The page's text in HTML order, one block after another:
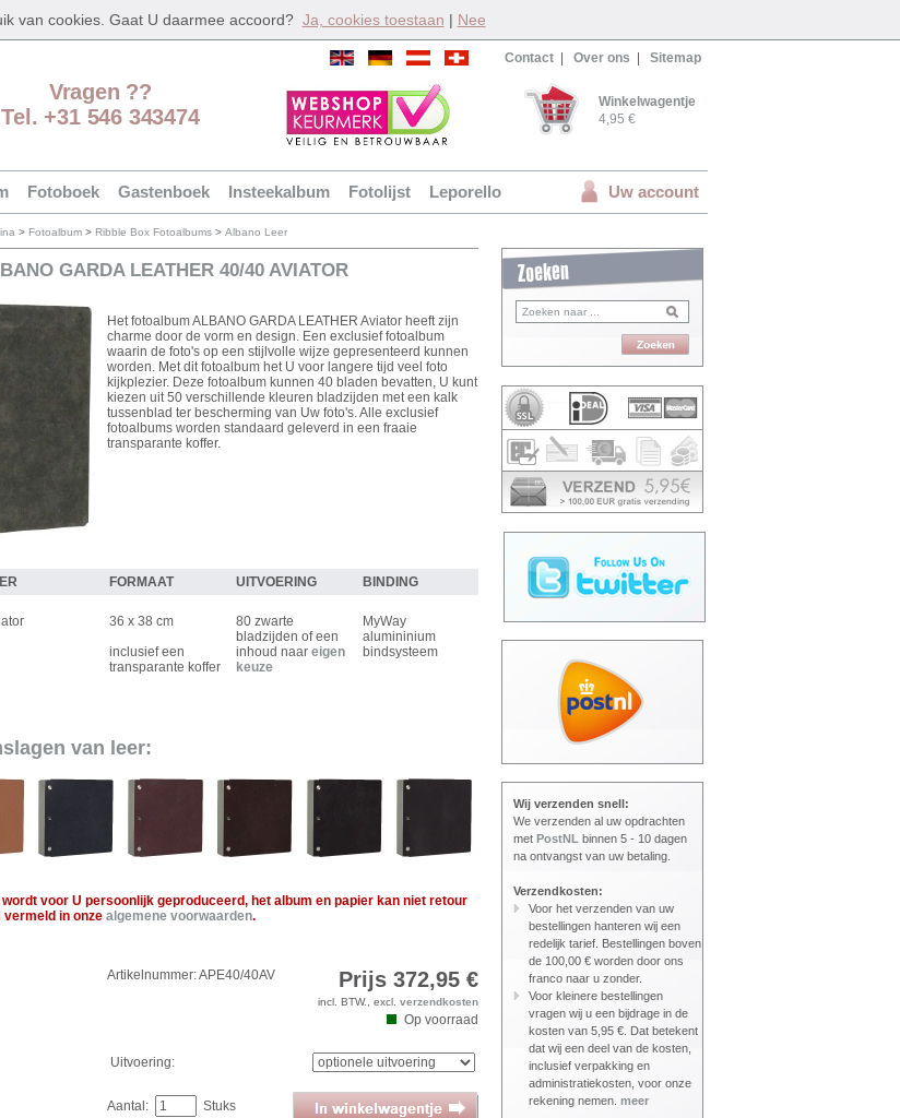
van cookies. Gaat U daarmee accoord? Ja, cookies toestaan | Nee
Vragen ??
Tel. +31 546 343474
Contact Over ons Sitemap
Winkelwagentje
4,95 €
Fotoboek Gastenboek Insteekalbum Fotolijst Leporello Uw account
Wij verzenden snell:
We verzenden al uw opdrachten
met PostNL binnen 5 - 10 dagen
na ontvangst van uw betaling.
Verzendkosten:
Voor het verzenden van uw
bestellingen hanteren wij een
redelijk tarief. Bestellingen boven
de 100,00 € worden door ons
franco naar u zonder.
Voor kleinere bestellingen
vragen wij u een bijdrage in de
kosten van 5,95 €. Dat betekent
dat wij een deel van de kosten,
inclusief verpakking en
administratiekosten, voor onze
rekening nemen. meer
> Fotoalbum > Ribble Box Fotoalbums > Albano Leer
GARDA LEATHER 40/40 AVIATOR
Het fotoalbum ALBANO GARDA LEATHER Aviator heeft zijn
charme door de vorm en design. Een exclusief fotoalbum
waarin de foto's op een stijlvolle wijze gepresenteerd kunnen
worden. Met dit fotoalbum het U voor langere tijd veel foto
kijkplezier. Deze fotoalbum kunnen 40 bladen bevatten, U kunt
kiezen uit 50 verschillende kleuren bladzijden met een kalk
tussenblad ter bescherming van Uw foto's. Alle exclusief
fotoalbums worden standaard geleverd in een fraaie
transparante koffer.
FORMAAT UITVOERING BINDING
36 x 38 cm
inclusief een
transparante koffer
80 zwarte
bladzijden of een
inhoud naar eigen
keuze
MyWay
alumininium
bindsysteem
van leer:
wordt voor U persoonlijk geproduceerd, het album en papier kan niet retour
vermeld in onze algemene voorwaarden.
Artikelnummer: APE40/40AV Prijs 372,95 €
incl. BTW., excl. verzendkosten
Op voorraad
Uitvoering:
Aantal: Stuks